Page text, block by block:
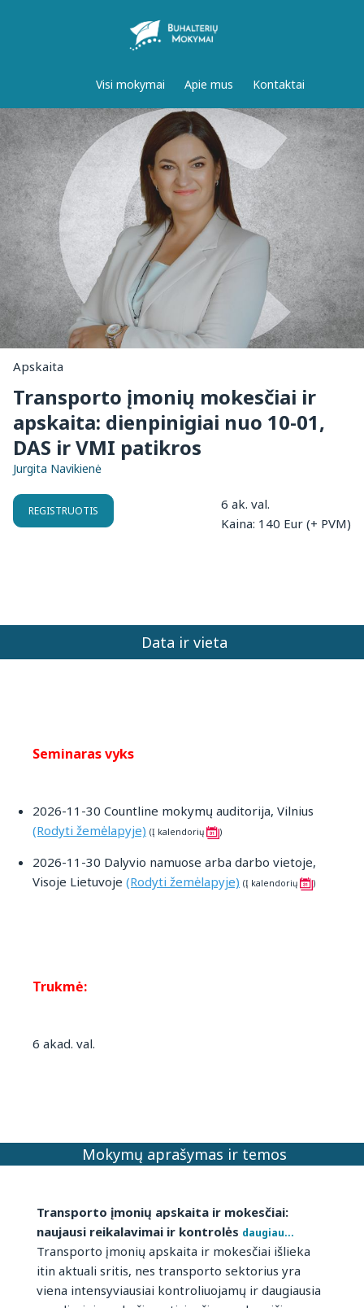
Visi mokymai Apie mus Kontaktai
Apskaita
Transporto įmonių mokesčiai ir
apskaita: dienpinigiai nuo 10-01,
DAS ir VMI patikros
Jurgita Navikienė
REGISTRUOTIS
6 ak. val.
Kaina: 140 Eur (+ PVM)
Data ir vieta
Seminaras vyks
2026-11-30 Countline mokymų auditorija, Vilnius
(Rodyti žemėlapyje) (Į kalendorių )
2026-11-30 Dalyvio namuose arba darbo vietoje,
Visoje Lietuvoje (Rodyti žemėlapyje) (Į kalendorių )
Trukmė:
6 akad. val.
Mokymų aprašymas ir temos
Transporto įmonių apskaita ir mokesčiai:
naujausi reikalavimai ir kontrolės daugiau...
Transporto įmonių apskaita ir mokesčiai išlieka
itin aktuali sritis, nes transporto sektorius yra
viena intensyviausiai kontroliuojamų ir daugiausia